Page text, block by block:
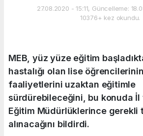
27.08.2020 - 15:11, Güncelleme:
10376+ kez okundu.
MEB, yüz yüze eğitim
hastalığı olan lise
faaliyetlerini uzaktan eğitimle
sürdürebileceğini, bu konuda İl
Eğitim Müdürlüklerince gerekli
alınacağını bildirdi.